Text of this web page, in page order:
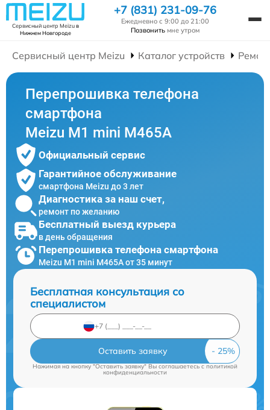
Сервисный центр Meizuв
Нижнем Новгороде
+7 (831) 231-09-76
Ежедневно с 9:00 до 21:00
Позвонить мне утром
Сервисный центр Meizu Каталог устройств
Перепрошивка телефона
смартфона
Meizu M1 mini M465A
Официальный сервис
Гарантийное обслуживание
смартфона Meizu до 3 лет
Диагностика за наш счет,
ремонт по желанию
Бесплатный выезд курьера
в день обращения
Перепрошивка телефона смартфона
Meizu M1 mini M465A от 35 минут
Бесплатная консультация со
специалистом
Оставить заявку
Нажимая на кнопку "Оставить заявку" Вы соглашаетесь cполитикой
конфиденциальности